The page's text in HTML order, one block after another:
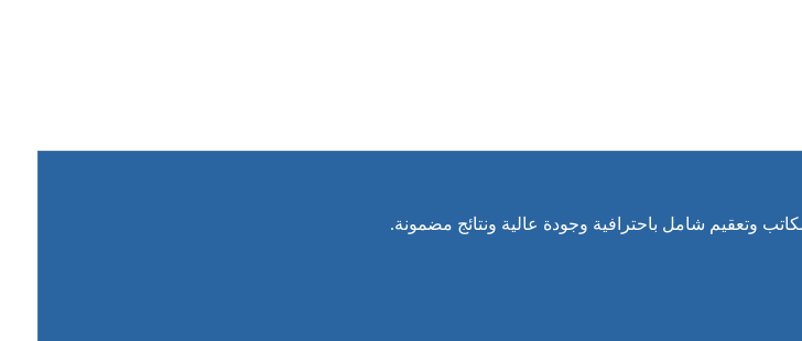
وتعقيم شامل باحترافية وجودة عالية ونتائج مضمونة.